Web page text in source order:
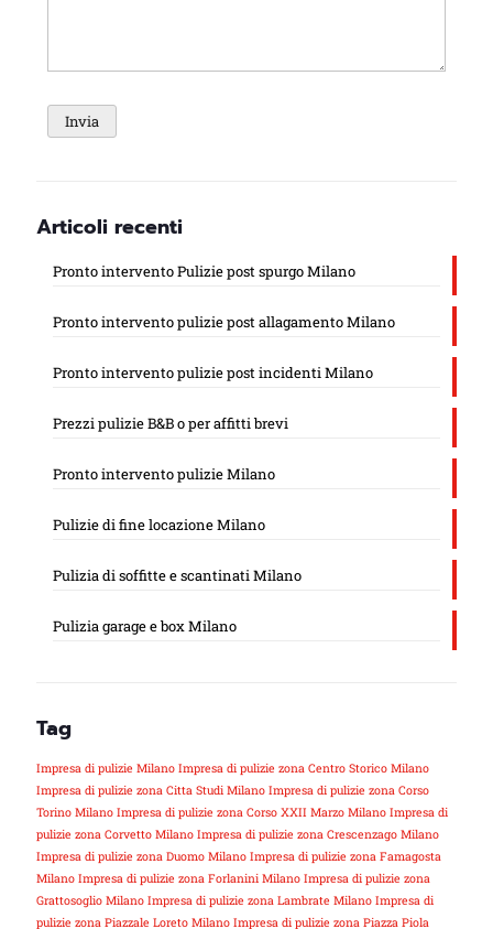
Articoli recenti
Pronto intervento Pulizie post spurgo Milano
Pronto intervento pulizie post allagamento Milano
Pronto intervento pulizie post incidenti Milano
Prezzi pulizie B&B o per affitti brevi
Pronto intervento pulizie Milano
Pulizie di fine locazione Milano
Pulizia di soffitte e scantinati Milano
Pulizia garage e box Milano
Tag
Impresa di pulizie Milano Impresa di pulizie zona Centro Storico Milano
Impresa di pulizie zona Citta Studi Milano Impresa di pulizie zona Corso
Torino Milano Impresa di pulizie zona Corso XXII Marzo Milano Impresa di
pulizie zona Corvetto Milano Impresa di pulizie zona Crescenzago Milano
Impresa di pulizie zona Duomo Milano Impresa di pulizie zona Famagosta
Milano Impresa di pulizie zona Forlanini Milano Impresa di pulizie zona
Grattosoglio Milano Impresa di pulizie zona Lambrate Milano Impresa di
pulizie zona Piazzale Loreto Milano Impresa di pulizie zona Piazza Piola